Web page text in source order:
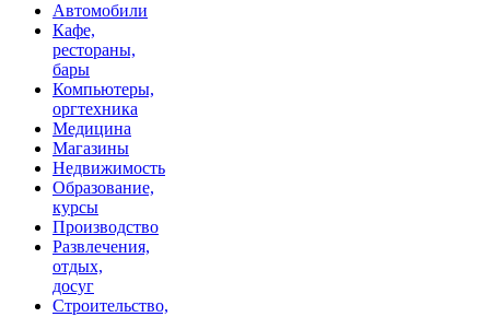
Автомобили
Кафе,
рестораны,
бары
Компьютеры,
оргтехника
Медицина
Магазины
Недвижимость
Образование,
курсы
Производство
Развлечения,
отдых,
досуг
Строительство,